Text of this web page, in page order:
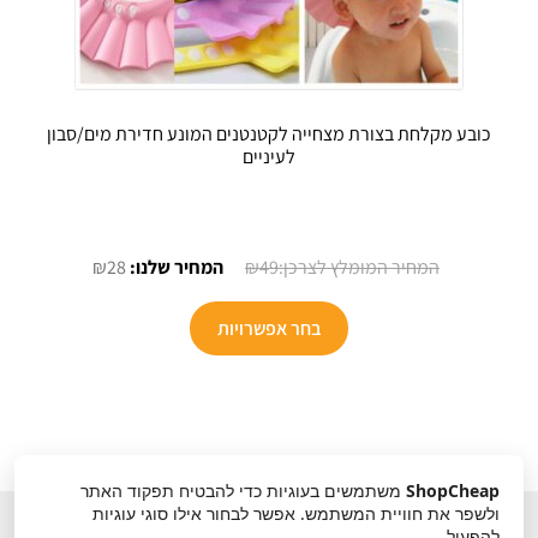
כובע מקלחת בצורת מצחייה לקטנטנים המונע חדירת מים/סבון
לעיניים
₪49
המחיר
המקורי
היה:
₪49.
₪28 המחיר
בחר אפשרויות
למוצר
לבחור
את
ShopCheap משתמשים בעוגיות כדי להבטיח תפקוד האתר
ולשפר את חוויית המשתמש. אפשר לבחור אילו סוגי עוגיות